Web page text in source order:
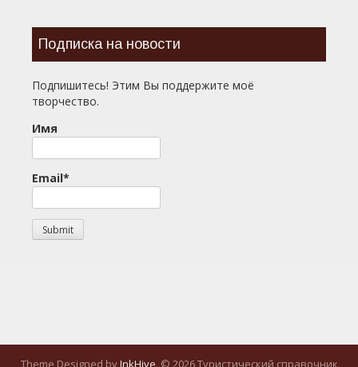
Подписка на новости
Подпишитесь! Этим Вы поддержите моё
творчество.
Имя
Email*
Theme Designed byInkHive. © 2026 Туристический справочник